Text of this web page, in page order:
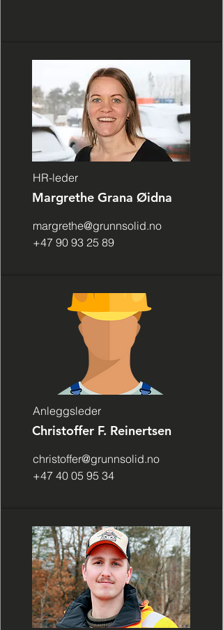
HR-leder
Margrethe Grana Øidna
margrethe@grunnsolid.no
+47 90 93 25 89
Anleggsleder
Christoffer F. Reinertsen
christoffer@grunnsolid.no
+47 40 05 95 34